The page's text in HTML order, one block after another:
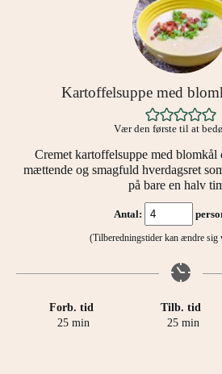
Kartoffelsuppe med
Vær den første til at
Cremet kartoffelsuppe med blomkål
mættende og smagfuld hverdagsret
på bare en halv
Antal:
(Tilberedningstider kan ændre
Forb. tid
25minutter
min
Tilb. tid
25minutter
min